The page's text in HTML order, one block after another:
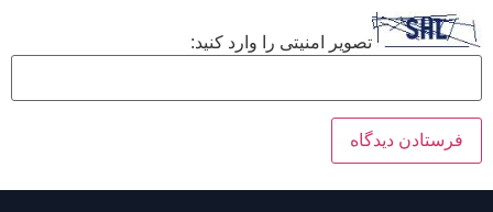
تصویر امنیتی را وارد کنید: